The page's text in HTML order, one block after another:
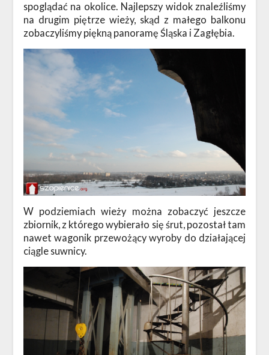
spoglądać na okolice. Najlepszy widok znaleźliśmy
na drugim piętrze wieży, skąd z małego balkonu
zobaczyliśmy piękną panoramę Śląska i Zagłębia.
W podziemiach wieży można zobaczyć jeszcze
zbiornik, z którego wybierało się śrut, pozostał tam
nawet wagonik przewożący wyroby do działającej
ciągle suwnicy.